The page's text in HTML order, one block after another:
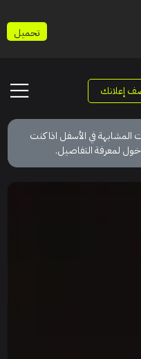
إعلانك
المشابهة في الأسفل اذا كنت
لمعرفة التفاصيل.
تحميل